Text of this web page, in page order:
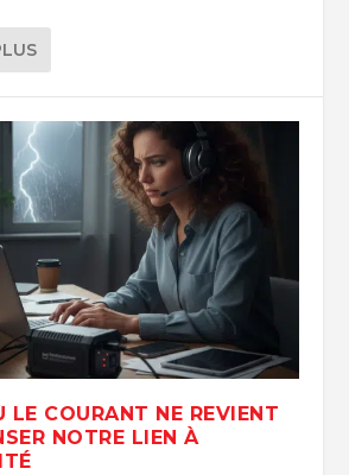
LE COURANT NE REVIENT
NOTRE LIEN À